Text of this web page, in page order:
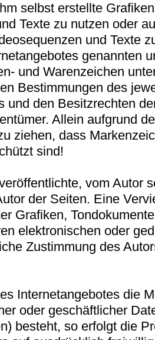
selbst erstellte
Texte zu nutzen oder
und Texte
genannten
und Warenzeichen
Bestimmungen des
und den Besitzrechten
Allein aufgrund
ziehen, dass
sind!
vom Autor
der Seiten. Eine
Grafiken,
elektronischen oder
Zustimmung des
Internetangebotes die
oder geschäftlicher
besteht, so erfolgt die